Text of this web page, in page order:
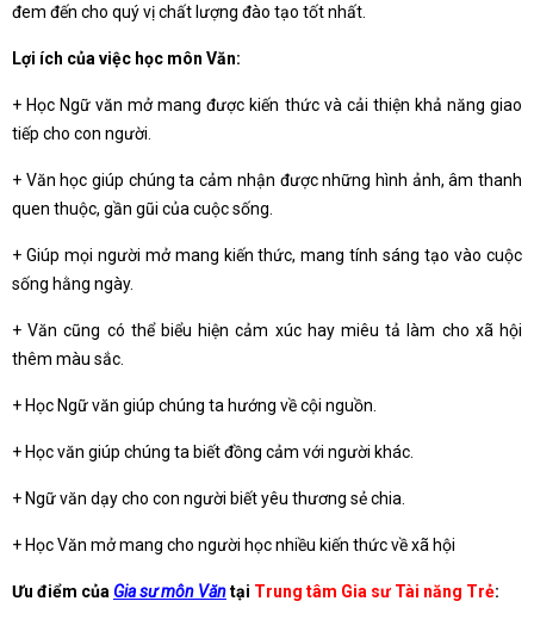
đem đến cho quý vị chất lượng đào tạo tốt nhất.
Lợi ích của việc học môn Văn:
+ Học Ngữ văn mở mang được kiến thức và cải thiện khả năng giao
tiếp cho con người.
+ Văn học giúp chúng ta cảm nhận được những hình ảnh, âm thanh
quen thuộc, gần gũi của cuộc sống.
+ Giúp mọi người mở mang kiến thức, mang tính sáng tạo vào cuộc
sống hằng ngày.
+ Văn cũng có thể biểu hiện cảm xúc hay miêu tả làm cho xã hội
thêm màu sắc.
+ Học Ngữ văn giúp chúng ta hướng về cội nguồn.
+ Học văn giúp chúng ta biết đồng cảm với người khác.
+ Ngữ văn dạy cho con người biết yêu thương sẻ chia.
+ Học Văn mở mang cho người học nhiều kiến thức về xã hội
Ưu điểm của Gia sư môn Văntại Trung tâm Gia sư Tài năng Trẻ: